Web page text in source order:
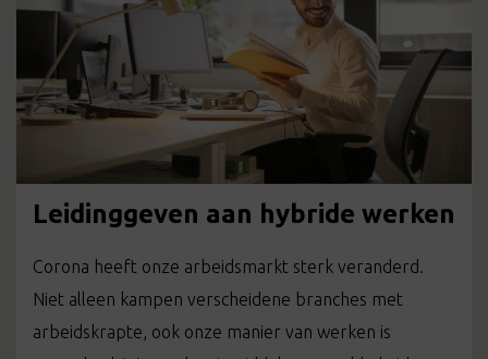
Leidinggeven aan hybride werken
Corona heeft onze arbeidsmarkt sterk veranderd.
Niet alleen kampen verscheidene branches met
arbeidskrapte, ook onze manier van werken is